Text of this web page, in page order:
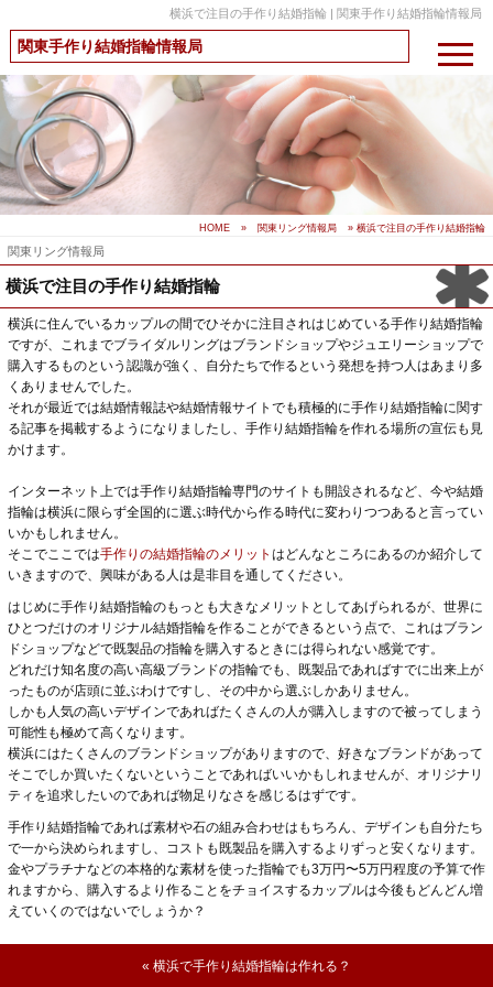
横浜で注目の手作り結婚指輪 | 関東手作り結婚指輪情報局
関東手作り結婚指輪情報局
HOME » 関東リング情報局 » 横浜で注目の手作り結婚指輪
関東リング情報局
横浜で注目の手作り結婚指輪
横浜に住んでいるカップルの間でひそかに注目されはじめている手作り結婚指輪
ですが、これまでブライダルリングはブランドショップやジュエリーショップで
購入するものという認識が強く、自分たちで作るという発想を持つ人はあまり多
くありませんでした。
それが最近では結婚情報誌や結婚情報サイトでも積極的に手作り結婚指輪に関す
る記事を掲載するようになりましたし、手作り結婚指輪を作れる場所の宣伝も見
かけます。
インターネット上では手作り結婚指輪専門のサイトも開設されるなど、今や結婚
指輪は横浜に限らず全国的に選ぶ時代から作る時代に変わりつつあると言ってい
いかもしれません。
そこでここでは手作りの結婚指輪のメリット はどんなところにあるのか紹介して
いきますので、興味がある人は是非目を通してください。
はじめに手作り結婚指輪のもっとも大きなメリットとしてあげられるが、世界に
ひとつだけのオリジナル結婚指輪を作ることができるという点で、これはブラン
ドショップなどで既製品の指輪を購入するときには得られない感覚です。
どれだけ知名度の高い高級ブランドの指輪でも、既製品であればすでに出来上が
ったものが店頭に並ぶわけですし、その中から選ぶしかありません。
しかも人気の高いデザインであればたくさんの人が購入しますので被ってしまう
可能性も極めて高くなります。
横浜にはたくさんのブランドショップがありますので、好きなブランドがあって
そこでしか買いたくないということであればいいかもしれませんが、オリジナリ
ティを追求したいのであれば物足りなさを感じるはずです。
手作り結婚指輪であれば素材や石の組み合わせはもちろん、デザインも自分たち
で一から決められますし、コストも既製品を購入するよりずっと安くなります。
金やプラチナなどの本格的な素材を使った指輪でも3万円〜5万円程度の予算で作
れますから、購入するより作ることをチョイスするカップルは今後もどんどん増
えていくのではないでしょうか？
« 横浜で手作り結婚指輪は作れる？